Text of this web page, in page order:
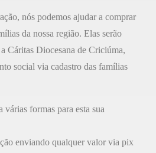
nós podemos ajudar a comprar
da nossa região. Elas serão
Cáritas Diocesana de Criciúma,
social via cadastro das famílias
formas para esta sua
enviando qualquer valor via pix